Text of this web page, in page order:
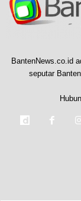
BantenNews.co.id
seputar